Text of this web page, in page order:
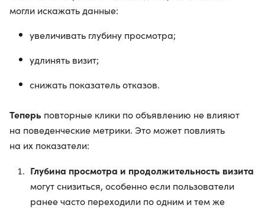
могли искажать данные:
увеличивать глубину просмотра;
удлинять визит;
снижать показатель отказов.
Теперь повторные клики по объявлению не влияют
на поведенческие метрики. Это может повлиять
на их показатели:
Глубина просмотра и продолжительность визита
могут снизиться, особенно если пользователи
ранее часто переходили по одним и тем же